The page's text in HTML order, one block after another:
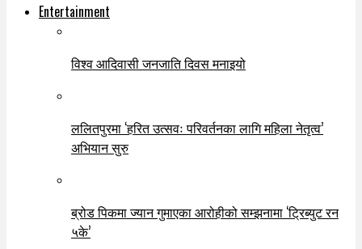
Entertainment
विश्व आदिवासी जनजाति दिवस मनाइयो
ललितपुरमा ‘हरित उत्सवः परिवर्तनका लागि महिला नेतृत्व’
अभियान सुरु
ब्रोड पिकमा ज्यान गुमाएका आरोहीको सम्झनामा ‘ट्रिब्युट रन
५के’